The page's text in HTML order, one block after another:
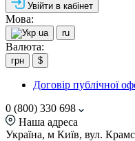
Увійти в кабінет
Мова:
ua ru
Валюта:
грн $
Договір публічної
0 (800) 330 698
Наша адреса
Україна, м Київ, вул.